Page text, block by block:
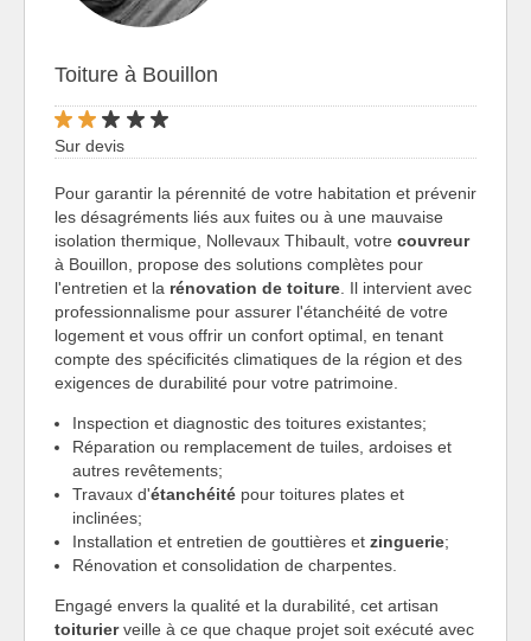
Toiture à Bouillon
Sur devis
Pour garantir la pérennité de votre habitation et prévenir
les désagréments liés aux fuites ou à une mauvaise
isolation thermique, Nollevaux Thibault, votre couvreur
à Bouillon, propose des solutions complètes pour
l'entretien et la rénovation de toiture . Il intervient avec
professionnalisme pour assurer l'étanchéité de votre
logement et vous offrir un confort optimal, en tenant
compte des spécificités climatiques de la région et des
exigences de durabilité pour votre patrimoine.
Inspection et diagnostic des toitures existantes;
Réparation ou remplacement de tuiles, ardoises et
autres revêtements;
Travaux d'étanchéité pour toitures plates et
inclinées;
Installation et entretien de gouttières et zinguerie;
Rénovation et consolidation de charpentes.
Engagé envers la qualité et la durabilité, cet artisan
toiturierveille à ce que chaque projet soit exécuté avec